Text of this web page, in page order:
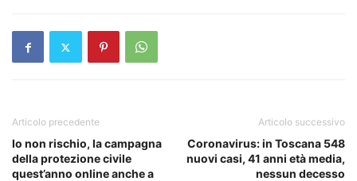
Articolo precedente
Io non rischio, la campagna
della protezione civile
quest’anno online anche a
Articolo successivo
Coronavirus: in Toscana 548
nuovi casi, 41 anni età media,
nessun decesso